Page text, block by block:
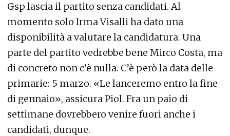
Gsp lascia il partito senza candidati. Al
momento solo Irma Visalli ha dato una
disponibilità a valutare la candidatura. Una
parte del partito vedrebbe bene Mirco Costa, ma
di concreto non c’è nulla. C’è però la data delle
primarie: 5 marzo. «Le lanceremo entro la fine
di gennaio», assicura Piol. Fra un paio di
settimane dovrebbero venire fuori anche i
candidati, dunque.